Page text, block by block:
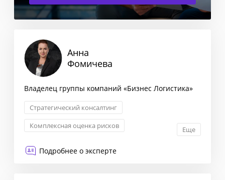
Анна
Фомичева
Владелец группы компаний «Бизнес Логистика»
Стратегический консалтинг
Комплексная оценка рисков
Еще
Подробнее о эксперте